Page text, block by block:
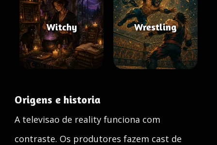
Witchy Wrestling
Origens e historia
A televisao de reality funciona com
contraste. Os produtores fazem cast de